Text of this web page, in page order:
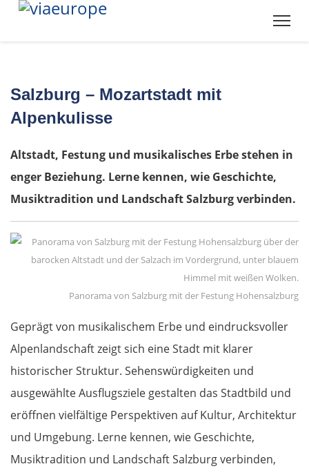
Salzburg – Mozartstadt mit
Alpenkulisse
Altstadt, Festung und musikalisches Erbe stehen in
enger Beziehung. Lerne kennen, wie Geschichte,
Musiktradition und Landschaft Salzburg verbinden.
Panorama von Salzburg mit der Festung Hohensalzburg
Geprägt von musikalischem Erbe und eindrucksvoller
Alpenlandschaft zeigt sich eine Stadt mit klarer
historischer Struktur. Sehenswürdigkeiten und
ausgewählte Ausflugsziele gestalten das Stadtbild und
eröffnen vielfältige Perspektiven auf Kultur, Architektur
und Umgebung. Lerne kennen, wie Geschichte,
Musiktradition und Landschaft Salzburg verbinden,